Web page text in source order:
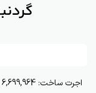
اجرت ساخت:6,699,964 تومان